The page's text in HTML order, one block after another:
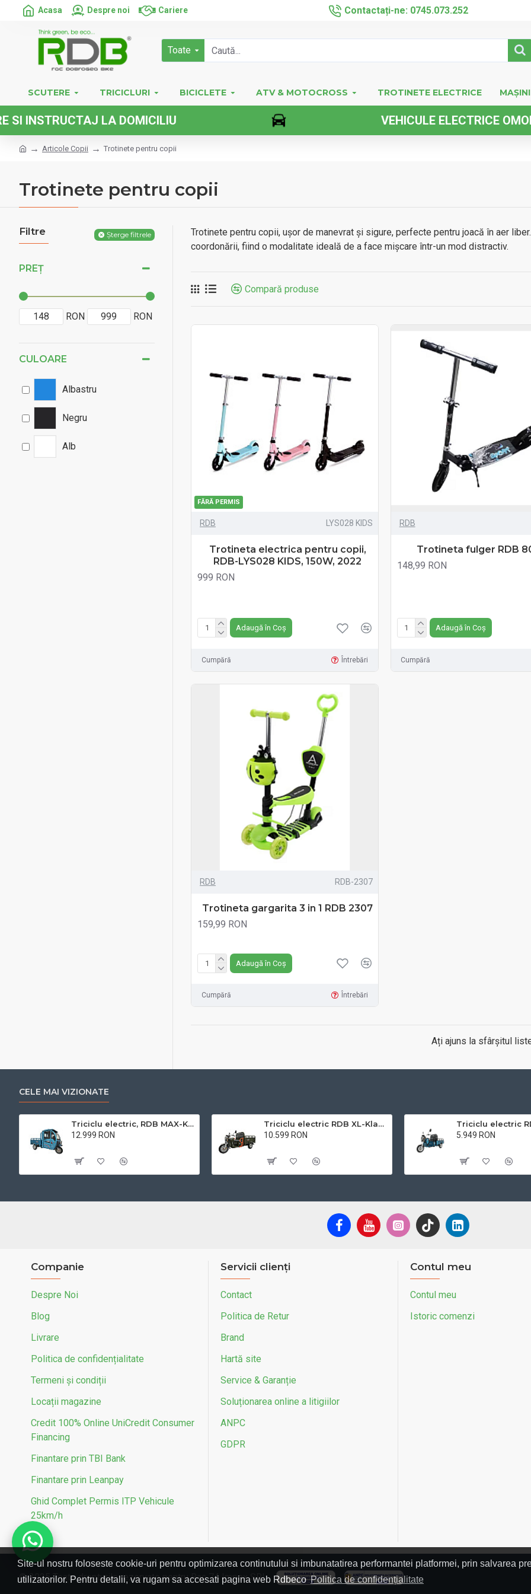
Site-ul nostru foloseste cookie-uri pentru optimizarea continutului si imbunatatirea performantei platformei, prin salvarea
utilizatorilor. Pentru detalii, va rugam sa accesati pagina web RdbecoPolitica de confidențialitate
Acasa Despre noi Cariere Contactați-ne: 0745.073.252
Toate
SCUTERE TRICICLURI BICICLETE ATV & MOTOCROSS TROTINETE ELECTRICE
LA DOMICILIU VEHICULE ELECTRICE
Articole Copii Trotinete pentru copii
Trotinete pentru copii
Filtre Șterge filtrele
PREȚ
RON RON
CULOARE
Albastru
Negru
Alb
Trotinete pentru copii, ușor de manevrat și sigure, perfecte pentru joacă în aer
coordonării, fiind o modalitate ideală de a face mișcare într-un mod distractiv.
Compară produse
FĂRĂ PERMIS
RDB LYS028 KIDS
Trotineta electrica pentru copii,
RDB-LYS028 KIDS, 150W, 2022
999 RON
Adaugă în Coș
Cumpără Întrebări
RDB
Trotineta fulger RDB
148,99 RON
Adaugă în Coș
Cumpără
RDB RDB-2307
Trotineta gargarita 3 in 1 RDB 2307
159,99 RON
Adaugă în Coș
Cumpără Întrebări
Ați ajuns la sfârșitul
CELE MAI VIZIONATE
Triciclu electric, RDB MAX-Klass4, acoperis inchis, fara permis, 72V 32Ah, 4000W, 25km/h
12.999 RON
Triciclu electric RDB XL-Klass4, GRANDE 4000W, 72V 45Ah, 25km/h
10.599 RON
5.949 RON
Companie
Despre Noi
Blog
Livrare
Politica de confidențialitate
Termeni și condiții
Locații magazine
Credit 100% Online UniCredit Consumer
Financing
Finantare prin TBI Bank
Finantare prin Leanpay
Ghid Complet Permis ITP Vehicule
25km/h
Servicii clienți
Contact
Politica de Retur
Brand
Hartă site
Service & Garanție
Soluționarea online a litigiilor
ANPC
GDPR
Contul meu
Contul meu
Istoric comenzi
© 2025 Toate drepturile rezervate pentru Rac 74 Impex SRL